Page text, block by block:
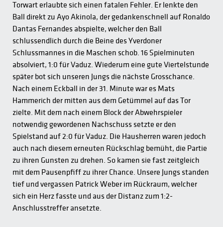
Torwart erlaubte sich einen fatalen Fehler. Er lenkte den
Ball direkt zu Ayo Akinola, der gedankenschnell auf Ronaldo
Dantas Fernandes abspielte, welcher den Ball
schlussendlich durch die Beine des Yverdoner
Schlussmannes in die Maschen schob. 16 Spielminuten
absolviert, 1:0 für Vaduz. Wiederum eine gute Viertelstunde
später bot sich unseren Jungs die nächste Grosschance.
Nach einem Eckball in der 31. Minute war es Mats
Hammerich der mitten aus dem Getümmel auf das Tor
zielte. Mit dem nach einem Block der Abwehrspieler
notwendig gewordenen Nachschuss setzte er den
Spielstand auf 2:0 für Vaduz. Die Hausherren waren jedoch
auch nach diesem erneuten Rückschlag bemüht, die Partie
zu ihren Gunsten zu drehen. So kamen sie fast zeitgleich
mit dem Pausenpfiff zu ihrer Chance. Unsere Jungs standen
tief und vergassen Patrick Weber im Rückraum, welcher
sich ein Herz fasste und aus der Distanz zum 1:2-
Anschlusstreffer ansetzte.